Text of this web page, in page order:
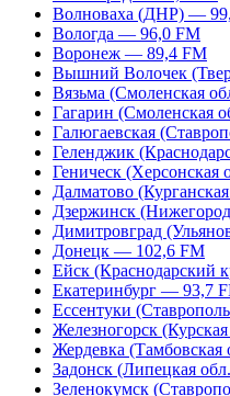
Волноваха (ДНР) —
Вологда — 96,0 FM
Воронеж — 89,4 FM
Вышний Волочек
Вязьма (Смоленская
Гагарин (Смоленская
Галюгаевская
Геленджик
Геническ
Далматово
Дзержинск
Димитровград
Донецк — 102,6 FM
Ейск (Краснодарский
Екатеринбург — 93,7
Ессентуки
Железногорск
Жердевка
Задонск (Липецкая
Зеленокумск